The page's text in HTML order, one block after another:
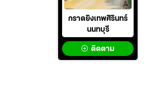
กราดยิงเทพศิรินทร์
นนทบุรี
ติดตาม